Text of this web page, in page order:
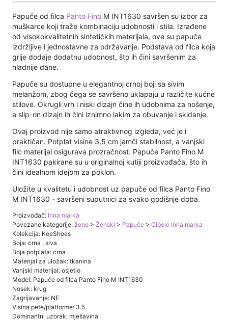
Papuče od filca Panto Fino M INT1630 savršen su izbor za
muškarce koji traže kombinaciju udobnosti i stila. Izrađene
od visokokvalitetnih sintetičkih materijala, ove su papuče
izdržljive i jednostavne za održavanje. Podstava od filca koja
grije dodaje dodatnu udobnost, što ih čini savršenim za
hladnije dane.
Papuče su dostupne u elegantnoj crnoj boji sa sivim
melanžom, zbog čega se savršeno uklapaju u različite kućne
stilove. Okrugli vrh i niski dizajn čine ih udobnima za nošenje,
a slip-on dizajn ih čini iznimno lakim za obuvanje i skidanje.
Ovaj proizvod nije samo atraktivnog izgleda, već je i
praktičan. Potplat visine 3,5 cm jamči stabilnost, a vanjski
filc materijal osigurava prozračnost. Papuče Panto Fino M
INT1630 pakirane su u originalnoj kutiji proizvođača, što ih
čini idealnom idejom za poklon.
Uložite u kvalitetu i udobnost uz papuče od filca Panto Fino
M INT1630 - savršeni suputnici za svako godišnje doba.
Proizvođač: Inna marka
Povezane kategorije: žene > Ženski > Papuče > Cipele Inna marka
Kolekcija: KeeShoes
Boja: crna , siva
Boja potplata: crna
Materijal za uložak: tkanina
Vanjski materijal: osjetio
Model: Papuče od filca Panto Fino M INT1630
Nosek: krug
Zagrijavanje: NE
Visina pete/platforme: 3.5
Dominantni uzorak: mješavina